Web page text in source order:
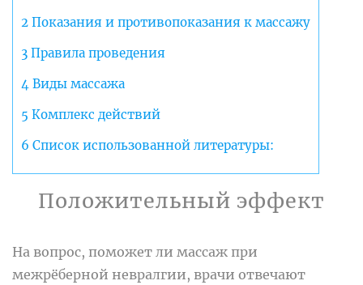
2 Показания и противопоказания к массажу
3 Правила проведения
4 Виды массажа
5 Комплекс действий
6 Список использованной литературы:
Положительный эффект
На вопрос, поможет ли массаж при
межрёберной невралгии, врачи отвечают